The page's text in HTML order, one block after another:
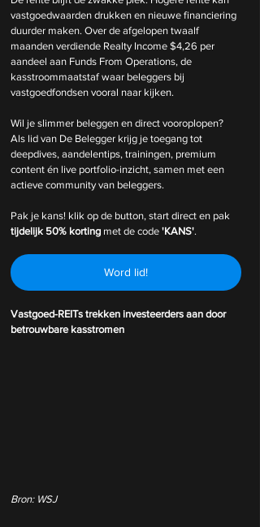
vastgoedwaarden drukken en nieuwe financiering
duurder maken. Over de afgelopen twaalf
maanden verdiende Realty Income $4,26 per
aandeel aan Funds From Operations, de
kasstroommaatstaf waar beleggers bij
vastgoedfondsen vooral naar kijken.
Wil je slimmer beleggen en direct vooroplopen?
Als lid van De Belegger krijg je toegang tot
deepdives, aandelentips, trainingen, premium
content én live portfolio-inzicht, samen met een
actieve community van beleggers.
Pak je kans! klik op de button, start direct en pak
tijdelijk 50% korting met de code 'KANS'.
Word lid!
Vastgoed-REITs trekken investeerders aan door
betrouwbare kasstromen
Bron: WSJ